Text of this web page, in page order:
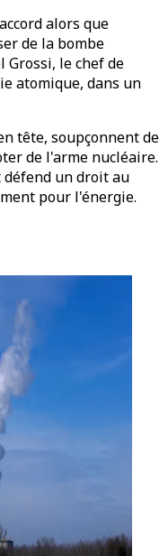
alors que
de la bombe
Grossi, le chef de
atomique, dans un
tête, soupçonnent de
de l'arme nucléaire.
un droit au
pour l'énergie.